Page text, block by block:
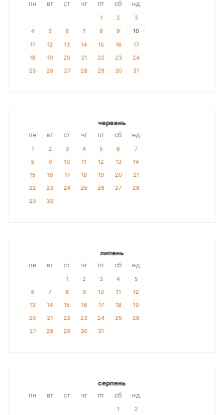
пн вт ст чт пт сб нд
1 2
3
4
5 6 7 8 9
10
11
12 13 14 15 16
17
18
19 20 21 22 23
24
25
26 27 28 29 30 31
червень
пн
вт ст чт пт сб нд
1 2 3 4 5 6
7
8
9 10 11 12 13
14
15
16 17 18 19 20
21
22
23 24 25 26 27
28
29
30
липень
пн
вт ст чт пт сб нд
1 2 3 4
5
6
7 8 9 10 11
12
13
14 15 16 17 18
19
20
21 22 23 24 25
26
27
28 29 30 31
серпень
пн
вт ст чт пт сб нд
1
2